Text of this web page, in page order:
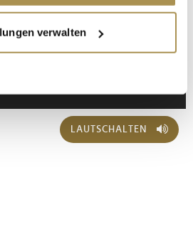
Ihre geografische Lage
auf einige Meter genau sein
(Fingerprinting) identifizieren
wie Ihre persönlichen Daten
legen Sie Ihre Präferenzen im
verwalten
LAUTSCHALTEN